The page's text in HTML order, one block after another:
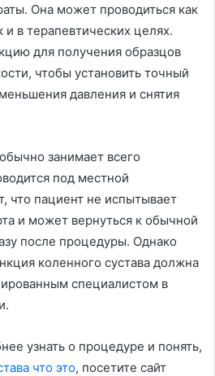
Она может проводиться как
и в терапевтических целях.
для получения образцов
чтобы установить точный
давления и снятия
занимает всего
под местной
что пациент не испытывает
и может вернуться к обычной
после процедуры. Однако
коленного сустава должна
специалистом в
узнать о процедуре и понять,
что это, посетите сайт